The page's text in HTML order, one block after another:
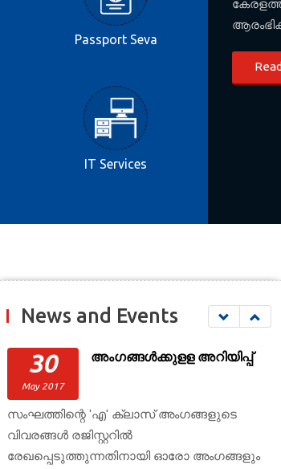
Passport Seva
IT Services
News and Events
30
May 2017
അംഗങ്ങള്‍ക്കുളള അറിയിപ്പ്
സംഘത്തിന്റെ 'എ' ക്ലാസ് അംഗങ്ങളുടെ
വിവരങ്ങള്‍ രജിസ്റ്ററില്‍
രേഖപ്പെടുത്തുന്നതിനായി ഓരോ അംഗങ്ങളും